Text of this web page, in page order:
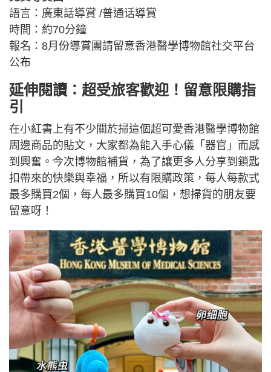
語言：廣東話導賞 /普通话導賞
時間：約70分鐘
報名：8月份導賞團請留意香港醫學博物館社交平台
公布
延伸閱讀：超受旅客歡迎！留意限購指
引
在小紅書上有不少關於掃這個超可愛香港醫學博物館
周邊商品的貼文，大家都為能入手心儀「器官」而感
到興奮。今次博物館補貨，為了讓更多人分享到鎖匙
扣帶來的快樂與幸福，所以有限購政策，每人每款式
最多購買2個，每人最多購買10個，想掃貨的朋友要
留意呀！